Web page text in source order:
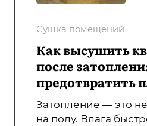
Сушка помещений
Как высушить
после
предотвратить
Затопление — это
на полу. Влага